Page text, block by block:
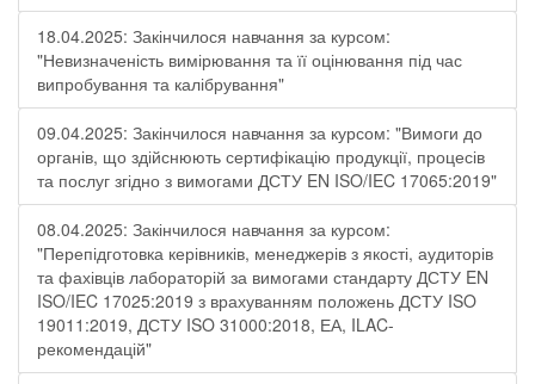
18.04.2025: Закінчилося навчання за курсом:
"Невизначеність вимірювання та її оцінювання під час
випробування та калібрування"
09.04.2025: Закінчилося навчання за курсом: "Вимоги до
органів, що здійснюють сертифікацію продукції, процесів
та послуг згідно з вимогами ДСТУ EN ISO/IEC 17065:2019"
08.04.2025: Закінчилося навчання за курсом:
"Перепідготовка керівників, менеджерів з якості, аудиторів
та фахівців лабораторій за вимогами стандарту ДСТУ EN
ISO/IEC 17025:2019 з врахуванням положень ДСТУ ISO
19011:2019, ДСТУ ISO 31000:2018, ЕА, ILAC-
рекомендацій"